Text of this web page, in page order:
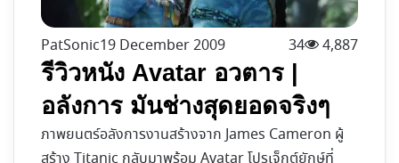
PatSonic19 December 2009 34 4,887
รีวิวหนัง Avatar อวตาร |
อลังการ มันช่างสุดยอดจริงๆ
ภาพยนตร์อลังการงานสร้างจาก James Cameron ผู้
สร้าง Titanic กลับมาพร้อม Avatar โปรเจ็กต์ยักษ์ที่